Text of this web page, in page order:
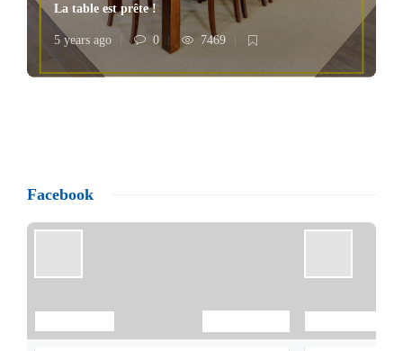
La table est prête !
5 years ago 0 7469
Facebook